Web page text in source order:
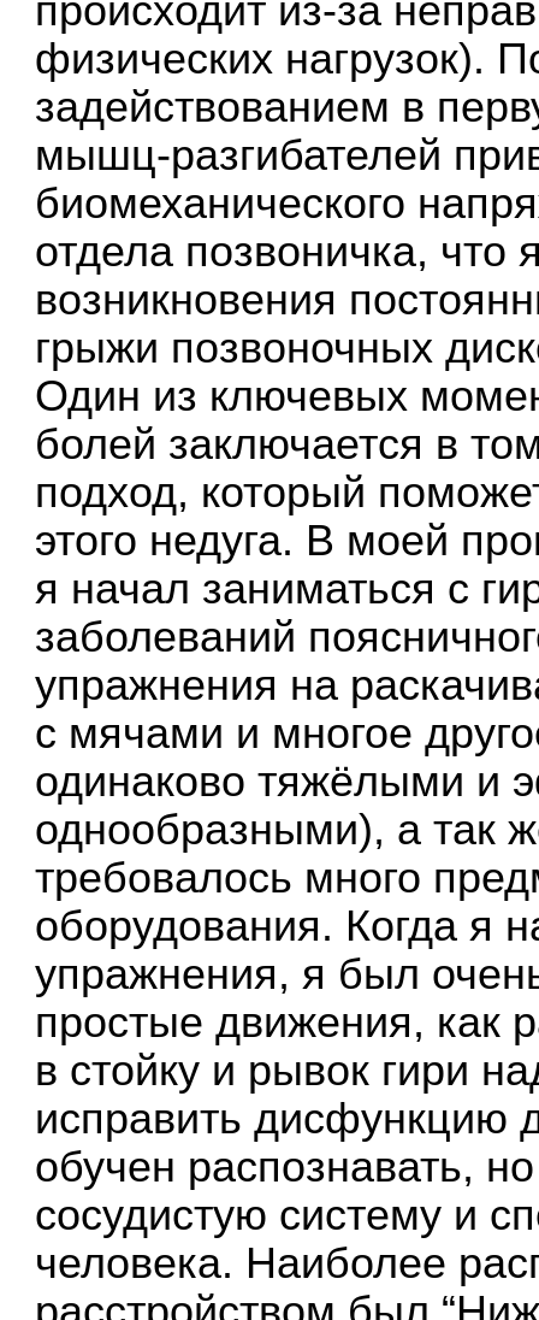
происходит из-за
физических нагрузок).
задействованием в
мышц-разгибателей
биомеханического
отдела позвоничка, что
возникновения
грыжи позвоночных
Один из ключевых
болей заключается в
подход, который
этого недуга. В моей
я начал заниматься с
заболеваний
упражнения на
с мячами и многое
одинаково тяжёлыми и
однообразными), а так
требовалось много
оборудования. Когда я
упражнения, я был
простые движения, как
в стойку и рывок гири
исправить дисфункцию
обучен распознавать,
сосудистую систему и
человека. Наиболее